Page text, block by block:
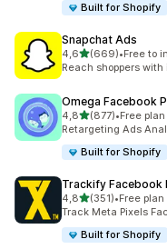
Built for Shopify
Snapchat Ads
4,6/ 5 tähteä
(669)
669 arvostelua
•Free to
Reach shoppers
Omega Facebook
4,8/ 5 tähteä
(877)
877 arvostelua
•Free
Retargeting Ads
Built for Shopify
Trackify Facebook
4,8/ 5 tähteä
(351)
351 arvostelua
•Free
Track Meta Pixels
Built for Shopify